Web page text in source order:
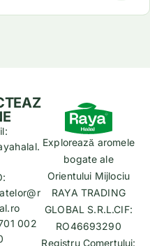
Explorează aromele
bogate ale
Orientului Mijlociu
RAYA TRADING
GLOBAL S.R.L.CIF:
RO46693290
Registru Comertului:
002